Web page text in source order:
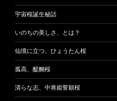
宇宙桜誕生秘話
いのちの美しさ、とは？
仙境に立つ、ひょうたん桜
孤高、醍醐桜
清らな志、中将姫誓願桜